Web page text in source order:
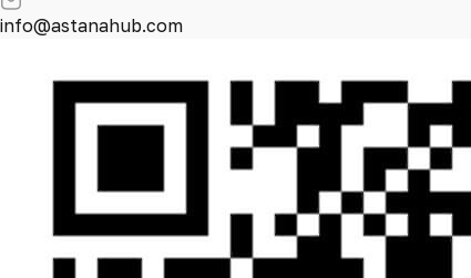
info@astanahub.com